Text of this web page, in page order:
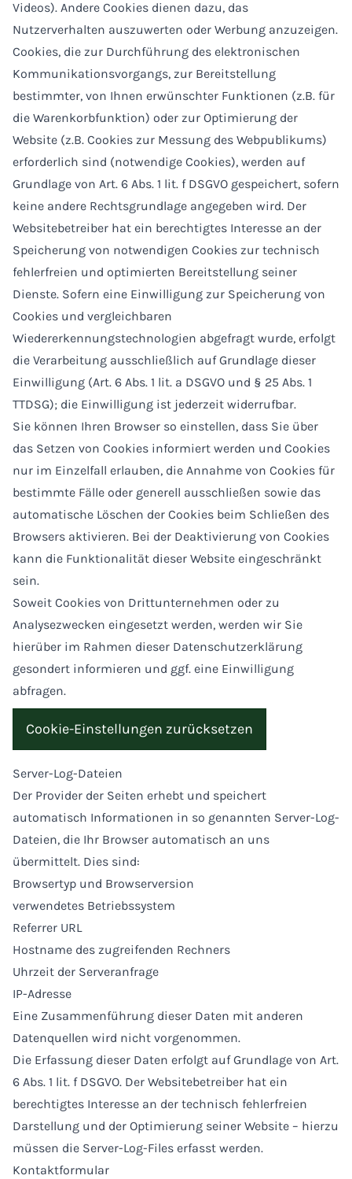
Videos). Andere Cookies dienen dazu, das
Nutzerverhalten auszuwerten oder Werbung anzuzeigen.
Cookies, die zur Durchführung des elektronischen
Kommunikationsvorgangs, zur Bereitstellung
bestimmter, von Ihnen erwünschter Funktionen (z.B. für
die Warenkorbfunktion) oder zur Optimierung der
Website (z.B. Cookies zur Messung des Webpublikums)
erforderlich sind (notwendige Cookies), werden auf
Grundlage von Art. 6 Abs. 1 lit. f DSGVO gespeichert, sofern
keine andere Rechtsgrundlage angegeben wird. Der
Websitebetreiber hat ein berechtigtes Interesse an der
Speicherung von notwendigen Cookies zur technisch
fehlerfreien und optimierten Bereitstellung seiner
Dienste. Sofern eine Einwilligung zur Speicherung von
Cookies und vergleichbaren
Wiedererkennungstechnologien abgefragt wurde, erfolgt
die Verarbeitung ausschließlich auf Grundlage dieser
Einwilligung (Art. 6 Abs. 1 lit. a DSGVO und § 25 Abs. 1
TTDSG); die Einwilligung ist jederzeit widerrufbar.
Sie können Ihren Browser so einstellen, dass Sie über
das Setzen von Cookies informiert werden und Cookies
nur im Einzelfall erlauben, die Annahme von Cookies für
bestimmte Fälle oder generell ausschließen sowie das
automatische Löschen der Cookies beim Schließen des
Browsers aktivieren. Bei der Deaktivierung von Cookies
kann die Funktionalität dieser Website eingeschränkt
sein.
Soweit Cookies von Drittunternehmen oder zu
Analysezwecken eingesetzt werden, werden wir Sie
hierüber im Rahmen dieser Datenschutzerklärung
gesondert informieren und ggf. eine Einwilligung
abfragen.
Cookie-Einstellungen zurücksetzen
Server-Log-Dateien
Der Provider der Seiten erhebt und speichert
automatisch Informationen in so genannten Server-Log-
Dateien, die Ihr Browser automatisch an uns
übermittelt. Dies sind:
Browsertyp und Browserversion
verwendetes Betriebssystem
Referrer URL
Hostname des zugreifenden Rechners
Uhrzeit der Serveranfrage
IP-Adresse
Eine Zusammenführung dieser Daten mit anderen
Datenquellen wird nicht vorgenommen.
Die Erfassung dieser Daten erfolgt auf Grundlage von Art.
6 Abs. 1 lit. f DSGVO. Der Websitebetreiber hat ein
berechtigtes Interesse an der technisch fehlerfreien
Darstellung und der Optimierung seiner Website – hierzu
müssen die Server-Log-Files erfasst werden.
Kontaktformular